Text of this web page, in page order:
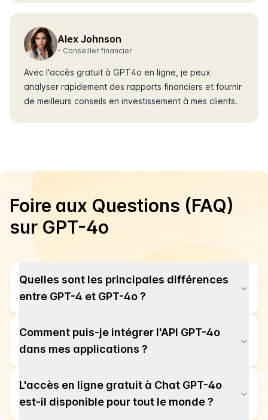
Alex Johnson
- Conseiller financier
Avec l'accès gratuit à GPT4o en ligne, je peux
analyser rapidement des rapports financiers et fournir
de meilleurs conseils en investissement à mes clients.
Foire aux Questions (FAQ)
sur GPT-4o
Quelles sont les principales différences
entre GPT-4 et GPT-4o ?
Comment puis-je intégrer l'API GPT-4o
dans mes applications ?
L'accès en ligne gratuit à Chat GPT-4o
est-il disponible pour tout le monde ?